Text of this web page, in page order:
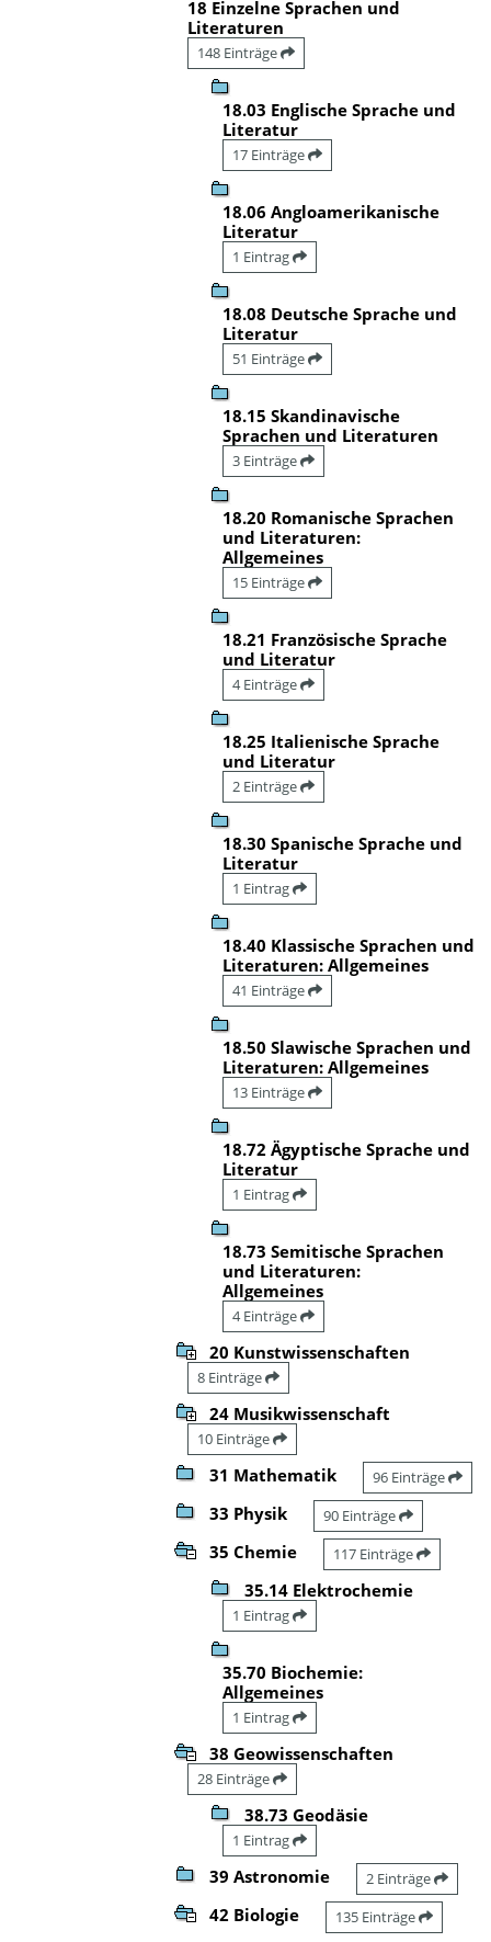
18 Einzelne Sprachen und
Literaturen
148 Einträge
18.03 Englische Sprache und
Literatur
17 Einträge
18.06 Angloamerikanische
Literatur
1 Eintrag
18.08 Deutsche Sprache und
Literatur
51 Einträge
18.15 Skandinavische
Sprachen und Literaturen
3 Einträge
18.20 Romanische Sprachen
und Literaturen:
Allgemeines
15 Einträge
18.21 Französische Sprache
und Literatur
4 Einträge
18.25 Italienische Sprache
und Literatur
2 Einträge
18.30 Spanische Sprache und
Literatur
1 Eintrag
18.40 Klassische Sprachen und
Literaturen: Allgemeines
41 Einträge
18.50 Slawische Sprachen und
Literaturen: Allgemeines
13 Einträge
18.72 Ägyptische Sprache und
Literatur
1 Eintrag
18.73 Semitische Sprachen
und Literaturen:
Allgemeines
4 Einträge
20 Kunstwissenschaften
8 Einträge
24 Musikwissenschaft
10 Einträge
31 Mathematik 96 Einträge
33 Physik 90 Einträge
35 Chemie 117 Einträge
35.14 Elektrochemie
1 Eintrag
35.70 Biochemie:
Allgemeines
1 Eintrag
38 Geowissenschaften
28 Einträge
38.73 Geodäsie
1 Eintrag
39 Astronomie 2 Einträge
42 Biologie 135 Einträge